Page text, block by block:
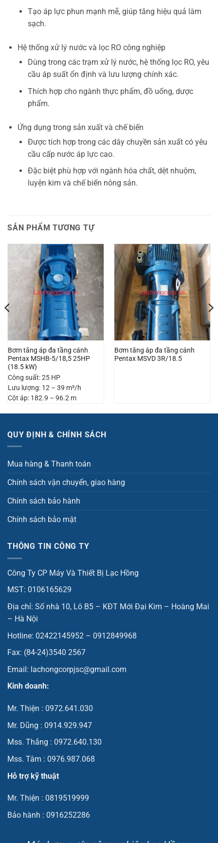
Tạo áp lực phun mạnh mẽ, giúp tăng hiệu quả làm
sạch.
Hệ thống xử lý nước và lọc RO công nghiệp
Dùng trong các trạm xử lý nước, hệ thống lọc RO, yêu
cầu áp suất ổn định và lưu lượng chính xác.
Thích hợp cho ngành thực phẩm, đồ uống, dược
phẩm.
Ứng dụng trong sản xuất và chế biến
Được tích hợp trong các dây chuyền sản xuất có yêu
cầu cấp nước áp lực cao.
Đặc biệt phù hợp với ngành hóa chất, dệt nhuộm,
luyện kim và chế biến nông sản.
SẢN PHẨM TƯƠNG TỰ
Bơm tăng áp đa tầng cánh
Pentax MSHB-5/18,5 25HP
(18.5 kW)
Công suất: 25 HP
Lưu lượng: 12 – 39 m³/h
Cột áp: 182.9 – 96.2 m
Bơm tăng áp đa tầng cánh
Pentax MSVD 3R/18.5
QUY ĐỊNH & CHÍNH SÁCH
Mua hàng & Thanh toán
Chính sách vận chuyển, giao hàng
Chính sách bảo hành
Chính sách bảo mật
THÔNG TIN CÔNG TY
Công Ty CP Máy Và Thiết Bị Lạc Hồng
MST: 0106165629
Địa chỉ: Số nhà 10, Lô B5 – KĐT Mới Đại Kim – Hoàng Mai
– Hà Nội
Hotline: 02422145952 – 0912849968
Fax: (84-24)3540 2567
Email: lachongcorpjsc@gmail.com
Kinh doanh:
Mr. Thiện : 0972.641.030
Mr. Dũng : 0914.929.947
Mss. Thắng : 0972.640.130
Mss. Tâm : 0976.987.068
Hỗ trợ kỹ thuật
Mr. Thiện : 0819519999
Bảo hành : 0916252286